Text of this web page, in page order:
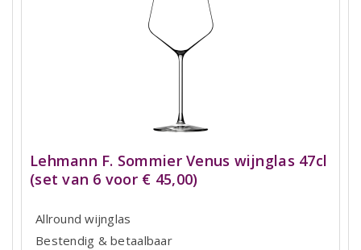
Lehmann F. Sommier Venus wijnglas 47cl
(set van 6 voor € 45,00)
Allround wijnglas
Bestendig & betaalbaar